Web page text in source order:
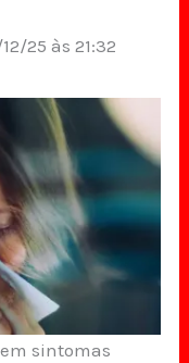
25 às 21:32
sintomas